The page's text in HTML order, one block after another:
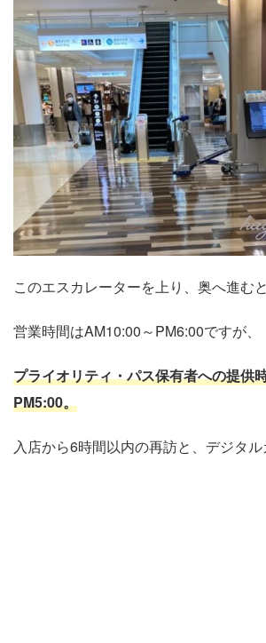
このエスカレーターを上り、奥へ進む
営業時間はAM10:00～PM6:00ですが、
プライオリティ・パス保有者への提供
PM5:00。
入店から6時間以内の再訪と、デジタル